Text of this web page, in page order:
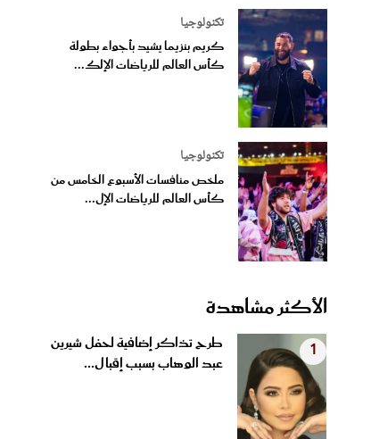
تكنولوجيا
كريم بنزيما يشيد بأجواء بطولة
كأس العالم للرياضات الإلك...
تكنولوجيا
ملخص منافسات الأسبوع الخامس من
كأس العالم للرياضات الإل...
الأكثر مشاهدة
1
طرح تذاكر إضافية لحفل شيرين
عبد الوهاب بسبب إقبال...